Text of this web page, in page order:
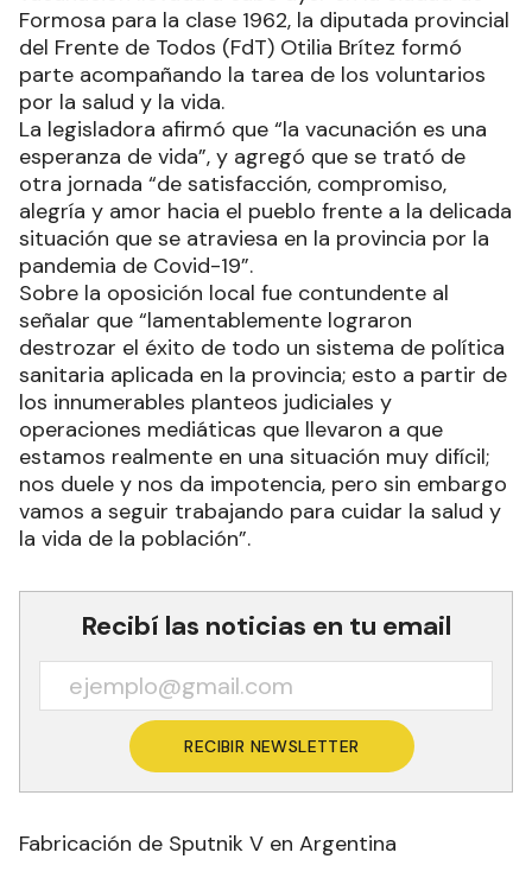
En una nueva jornada de la campaña provincial de
vacunación llevada a cabo ayer en la ciudad de
Formosa para la clase 1962, la diputada provincial
del Frente de Todos (FdT) Otilia Brítez formó
parte acompañando la tarea de los voluntarios
por la salud y la vida.
La legisladora afirmó que “la vacunación es una
esperanza de vida”, y agregó que se trató de
otra jornada “de satisfacción, compromiso,
alegría y amor hacia el pueblo frente a la delicada
situación que se atraviesa en la provincia por la
pandemia de Covid-19”.
Sobre la oposición local fue contundente al
señalar que “lamentablemente lograron
destrozar el éxito de todo un sistema de política
sanitaria aplicada en la provincia; esto a partir de
los innumerables planteos judiciales y
operaciones mediáticas que llevaron a que
estamos realmente en una situación muy difícil;
nos duele y nos da impotencia, pero sin embargo
la vida de la población”.
Recibí las noticias en tu email
RECIBIR NEWSLETTER